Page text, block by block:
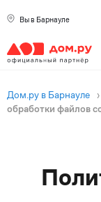
Вы в Барнауле
Дом.ру в Барнауле ›
обработки файлов